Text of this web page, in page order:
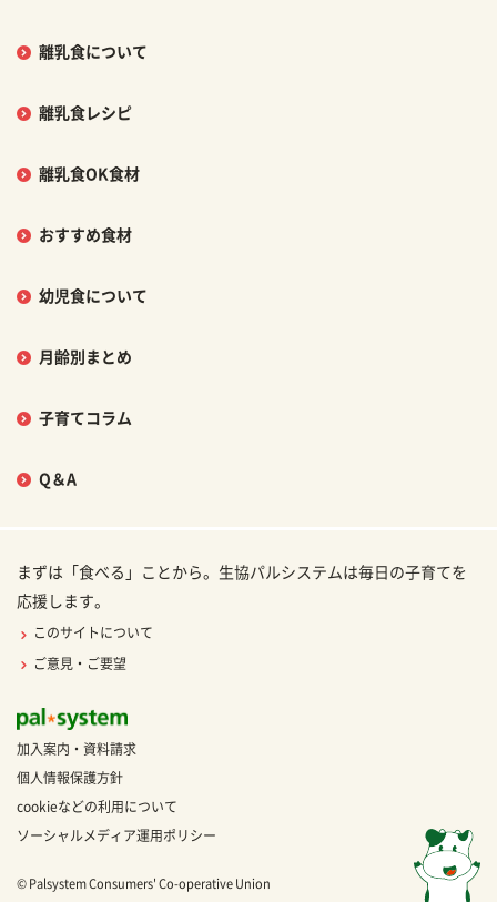
離乳食について
離乳食レシピ
離乳食OK食材
おすすめ食材
幼児食について
月齢別まとめ
子育てコラム
Q＆A
まずは「食べる」ことから。生協パルシステムは毎日の子育てを
応援します。
このサイトについて
ご意見・ご要望
加入案内・資料請求
個人情報保護方針
cookieなどの利用について
ソーシャルメディア運用ポリシー
© Palsystem Consumers' Co-operative Union